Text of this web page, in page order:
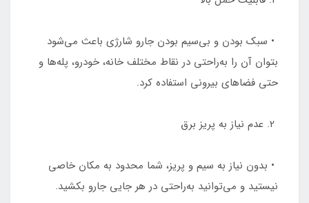
• سبک بودن و بی‌سیم بودن جارو شارژی باعث می‌شود
بتوان آن را به‌راحتی در نقاط مختلف خانه، خودرو، پله‌ها و
حتی فضاهای بیرونی استفاده کرد.
• بدون نیاز به سیم و پریز، شما محدود به مکان خاصی
نیستید و می‌توانید به‌راحتی در هر جایی جارو بکشید.